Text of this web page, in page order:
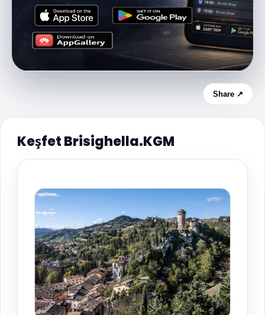
Share ↗
Keşfet Brisighella.KGM